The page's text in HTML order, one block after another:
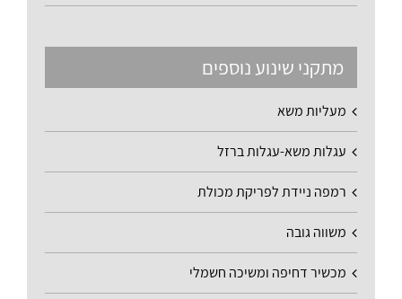
מתקני שינוע נוספים
מעליות משא
עגלות משא-עגלות ברזל
רמפה ניידת לפריקת מכולת
משווה גובה
מכשיר דחיפה ומשיכה חשמלי